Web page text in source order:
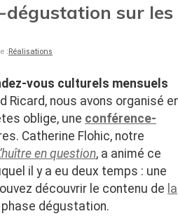
dégustation sur
: Réalisations
vous culturels mensuels
Ricard, nous avons organisé
oblige, une conférence-
Catherine Flohic, notre
en question, a animé ce
il y a eu deux temps : une
découvrir le contenu de la
dégustation.